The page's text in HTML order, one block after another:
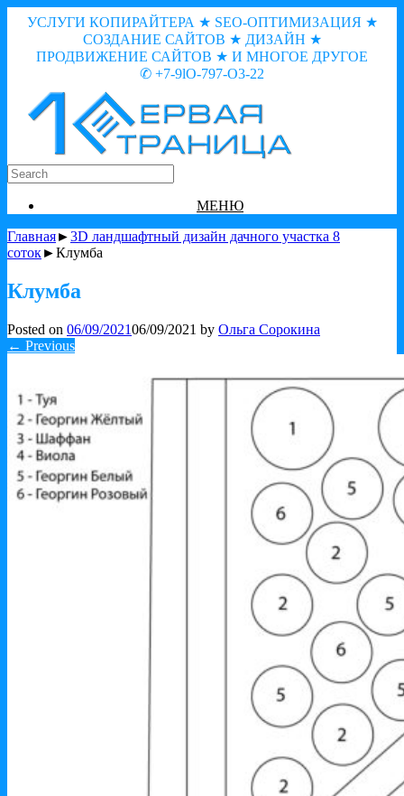
УСЛУГИ КОПИРАЙТЕРА ★ SEO-ОПТИМИЗАЦИЯ ★
СОЗДАНИЕ САЙТОВ ★ ДИЗАЙН ★
ПРОДВИЖЕНИЕ САЙТОВ ★ И МНОГОЕ ДРУГОЕ
✆ +7-9lO-797-O3-22
МЕНЮ
Главная►3D ландшафтный дизайн дачного участка 8
соток►Клумба
Клумба
Posted on 06/09/202106/09/2021 by Ольга Сорокина
← Previous